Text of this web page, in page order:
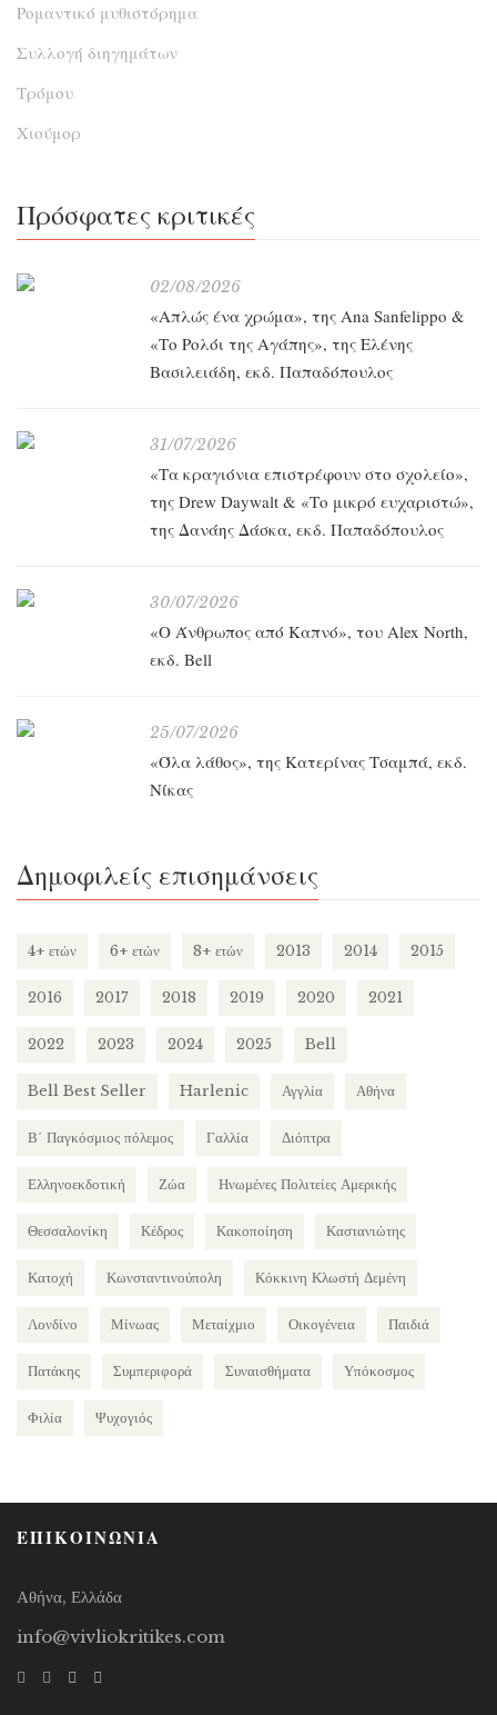
Ρομαντικό μυθιστόρημα
Συλλογή διηγημάτων
Τρόμου
Χιούμορ
Πρόσφατες κριτικές
02/08/2026
«Απλώς ένα χρώμα», της Ana Sanfelippo &
«Το Ρολόι της Αγάπης», της Ελένης
Βασιλειάδη, εκδ. Παπαδόπουλος
31/07/2026
«Τα κραγιόνια επιστρέφουν στο σχολείο»,
της Drew Daywalt & «Το μικρό ευχαριστώ»,
της Δανάης Δάσκα, εκδ. Παπαδόπουλος
30/07/2026
«O Άνθρωπος από Καπνό», του Alex North,
εκδ. Bell
25/07/2026
«Όλα λάθος», της Κατερίνας Τσαμπά, εκδ.
Νίκας
Δημοφιλείς επισημάνσεις
4+ ετών 6+ ετών 8+ ετών 2013 2014 2015
2016 2017 2018 2019 2020 2021
2022 2023 2024 2025 Bell
Bell Best Seller Harlenic Αγγλία Αθήνα
Β΄ Παγκόσμιος πόλεμος Γαλλία Διόπτρα
Ελληνοεκδοτική Ζώα Ηνωμένες Πολιτείες Αμερικής
Θεσσαλονίκη Κέδρος Κακοποίηση Καστανιώτης
Κατοχή Κωνσταντινούπολη Κόκκινη Κλωστή Δεμένη
Λονδίνο Μίνωας Μεταίχμιο Οικογένεια Παιδιά
Πατάκης Συμπεριφορά Συναισθήματα Υπόκοσμος
Φιλία Ψυχογιός
ΕΠΙΚΟΙΝΩΝΙΑ
Αθήνα, Ελλάδα
info@vivliokritikes.com